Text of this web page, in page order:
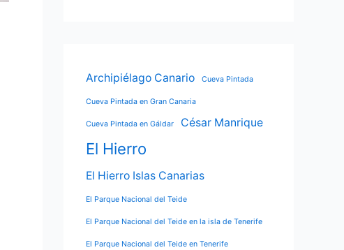
Archipiélago Canario Cueva Pintada
Cueva Pintada en Gran Canaria
Cueva Pintada en Gáldar César Manrique
El Hierro
El Hierro Islas Canarias
El Parque Nacional del Teide
El Parque Nacional del Teide en la isla de Tenerife
El Parque Nacional del Teide en Tenerife